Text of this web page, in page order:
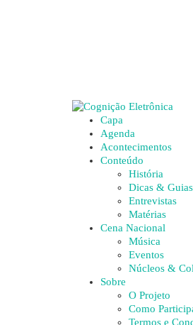
Capa
Agenda
Acontecimentos
Conteúdo
História
Dicas & Guias
Entrevistas
Matérias
Cena Nacional
Música
Eventos
Núcleos &
Sobre
O Projeto
Como
Termos e